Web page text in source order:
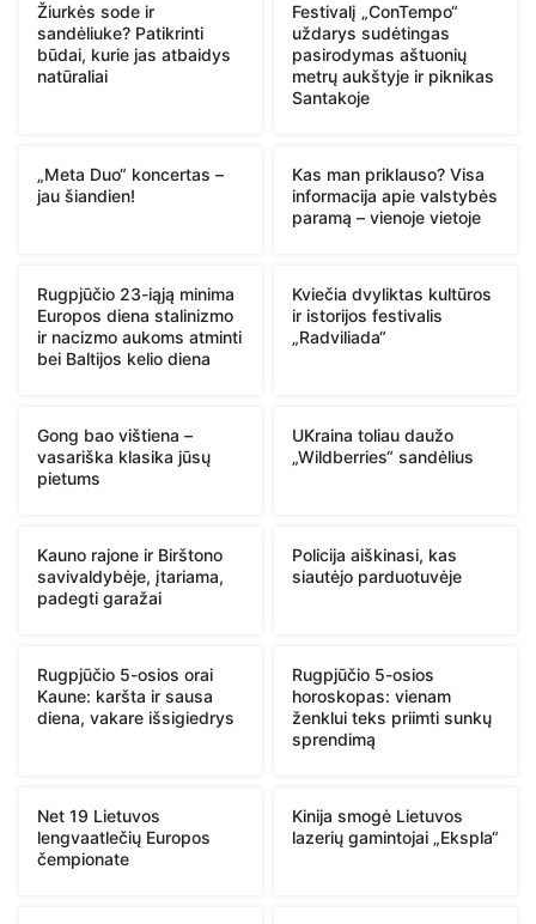
Žiurkės sode ir
sandėliuke? Patikrinti
būdai, kurie jas atbaidys
natūraliai
Festivalį „ConTempo“
uždarys sudėtingas
pasirodymas aštuonių
metrų aukštyje ir piknikas
Santakoje
„Meta Duo“ koncertas –
jau šiandien!
Kas man priklauso? Visa
informacija apie valstybės
paramą – vienoje vietoje
Rugpjūčio 23-iąją minima
Europos diena stalinizmo
ir nacizmo aukoms atminti
bei Baltijos kelio diena
Kviečia dvyliktas kultūros
ir istorijos festivalis
„Radviliada“
Gong bao vištiena –
vasariška klasika jūsų
pietums
UKraina toliau daužo
„Wildberries“ sandėlius
Kauno rajone ir Birštono
savivaldybėje, įtariama,
padegti garažai
Policija aiškinasi, kas
siautėjo parduotuvėje
Rugpjūčio 5-osios orai
Kaune: karšta ir sausa
diena, vakare išsigiedrys
Rugpjūčio 5-osios
horoskopas: vienam
ženklui teks priimti sunkų
sprendimą
Net 19 Lietuvos
lengvaatlečių Europos
čempionate
Kinija smogė Lietuvos
lazerių gamintojai „Ekspla“